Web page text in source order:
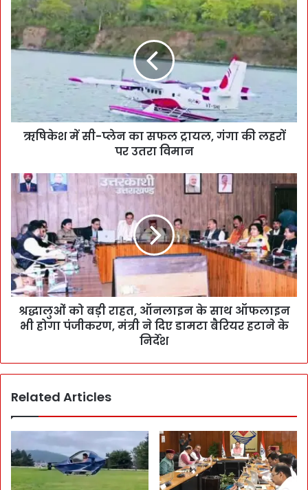
ऋषिकेश में सी-प्लेन का सफल ट्रायल, गंगा की लहरों
पर उतरा विमान
श्रद्धालुओं को बड़ी राहत, ऑनलाइन के साथ ऑफलाइन
भी होगा पंजीकरण, मंत्री ने दिए डामटा बैरियर हटाने के
निर्देश
Related Articles